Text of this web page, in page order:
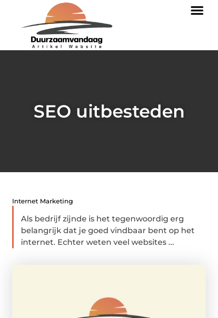
SEO uitbesteden
Internet Marketing
Als bedrijf zijnde is het tegenwoordig erg
belangrijk dat je goed vindbaar bent op het
internet. Echter weten veel websites ...